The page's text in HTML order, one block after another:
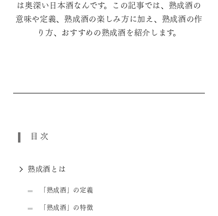
は奥深い日本酒なんです。この記事では、熟成酒の
意味や定義、熟成酒の楽しみ方に加え、熟成酒の作
り方、おすすめの熟成酒を紹介します。
目次
熟成酒とは
「熟成酒」の定義
「熟成酒」の特徴